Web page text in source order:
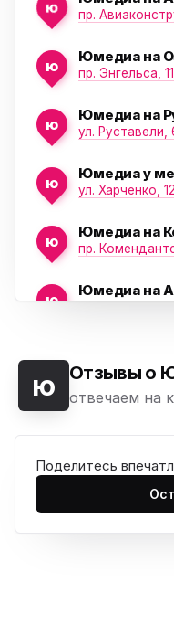
ю пр.
ю
Юмедиа на
пр. Энгельса,
ю
Юмедиа на
ул. Руставели,
ю
Юмедиа у
ул. Харченко, 12
ю
Юмедиа на
пр.
ю
Юмедиа на
ю Морская
ю
Юмедиа на
ю
Юмедиа на
ю Отзывы о
отвечаем на
Поделитесь